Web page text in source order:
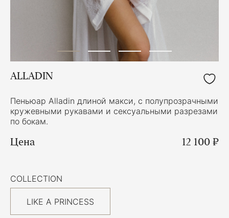
ALLADIN
Пеньюар Alladin длиной макси, с полупрозрачными
кружевными рукавами и сексуальными разрезами
по бокам.
Цена 12 100 ₽
COLLECTION
LIKE A PRINCESS